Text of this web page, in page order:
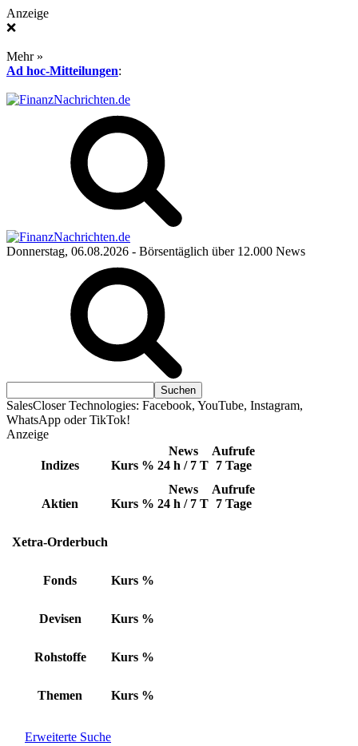
Anzeige
❌
Mehr »
Ad hoc-Mitteilungen:
Donnerstag, 06.08.2026 - Börsentäglich über 12.000 News
SalesCloser Technologies: Facebook, YouTube, Instagram,
WhatsApp oder TikTok!
Anzeige
Indizes Kurs %
News
24 h / 7 T
Aufrufe
7 Tage
Aktien Kurs %
News
24 h / 7 T
Aufrufe
7 Tage
Xetra-Orderbuch
Fonds Kurs %
Devisen Kurs %
Rohstoffe Kurs %
Themen Kurs %
Erweiterte Suche